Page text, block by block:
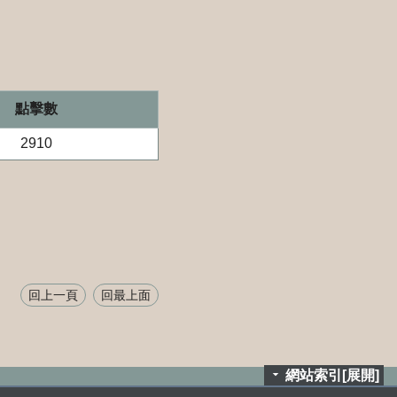
點擊數
2910
回上一頁 回最上面
網站索引[展開]